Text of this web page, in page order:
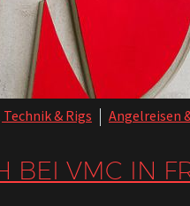
& Rigs Angelreisen
BEI VMC IN